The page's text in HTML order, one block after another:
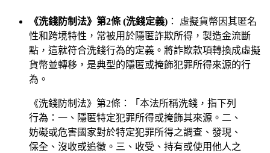
《洗錢防制法》第2條 (洗錢定義) ： 虛擬貨幣因其匿名
性和跨境特性，常被用於隱匿詐欺所得，製造金流斷
點，這就符合洗錢行為的定義。將詐欺款項轉換成虛擬
貨幣並轉移，是典型的隱匿或掩飾犯罪所得來源的行
為。
《洗錢防制法》第2條：「本法所稱洗錢，指下列
行為：一、隱匿特定犯罪所得或掩飾其來源。二、
妨礙或危害國家對於特定犯罪所得之調查、發現、
保全、沒收或追徵。三、收受、持有或使用他人之